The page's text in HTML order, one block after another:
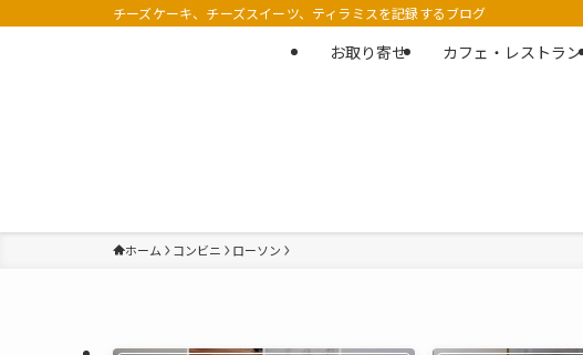
チーズケーキ、チーズスイーツ、ティラミスを記録するブログ
お取り寄せ カフェ・レストラン
ホーム コンビニ ローソン